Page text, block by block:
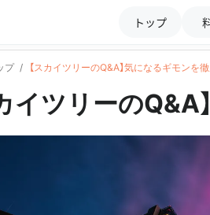
トップ
プ 【スカイツリーのQ&A】気になるギモンを徹
イツリーのQ&A